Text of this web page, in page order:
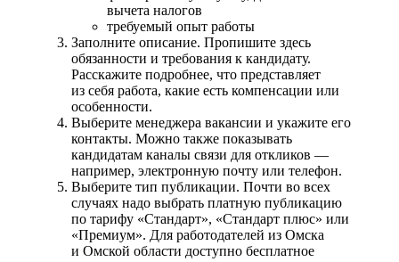
вычета налогов
требуемый опыт работы
Заполните описание. Пропишите здесь
обязанности и требования к кандидату.
Расскажите подробнее, что представляет
из себя работа, какие есть компенсации или
особенности.
Выберите менеджера вакансии и укажите его
контакты. Можно также показывать
кандидатам каналы связи для откликов —
например, электронную почту или телефон.
Выберите тип публикации. Почти во всех
случаях надо выбрать платную публикацию
по тарифу «Стандарт», «Стандарт плюс» или
«Премиум». Для работодателей из Омска
и Омской области доступно бесплатное